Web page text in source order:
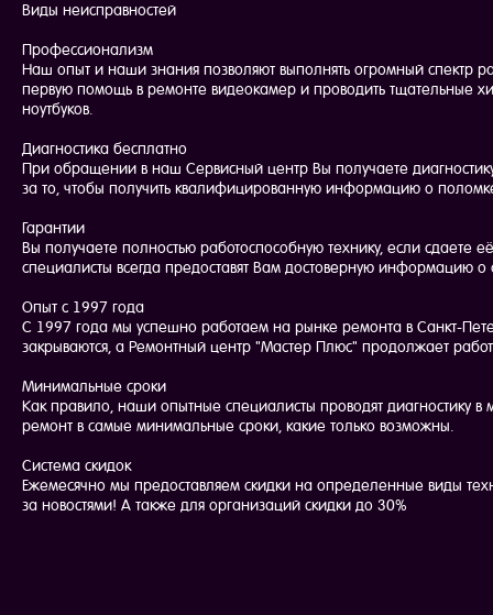
Виды неисправностей
Профессионализм
Наш опыт и наши знания позволяют выполнять огромный спектр
первую помощь в ремонте видеокамер и проводить тщательные
ноутбуков.
Диагностика бесплатно
При обращении в наш Сервисный центр Вы получаете
за то, чтобы получить квалифицированную информацию о
Гарантии
Вы получаете полностью работоспособную технику, если сдаете
специалисты всегда предоставят Вам достоверную информацию о
Опыт с 1997 года
С 1997 года мы успешно работаем на рынке ремонта в Санкт-
закрываются, а Ремонтный центр "Мастер Плюс" продолжает
Минимальные сроки
Как правило, наши опытные специалисты проводят диагностику
ремонт в самые минимальные сроки, какие только возможны.
Система скидок
Ежемесячно мы предоставляем скидки на определенные виды
за новостями! А также для организаций скидки до 30%